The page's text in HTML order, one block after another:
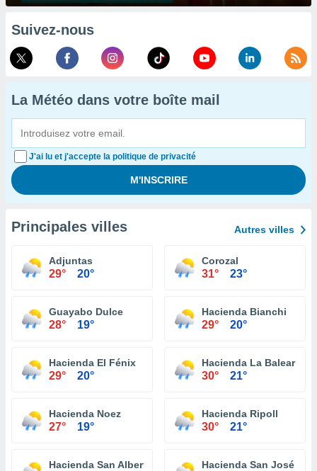
Suivez-nous
La Météo dans votre boîte mail
J'ai lu et j'accepte la politique de privacité
Principales villes Autres villes
Adjuntas
29° 20°
Corozal
31° 23°
Guayabo Dulce
28° 19°
Hacienda Bianchi
29° 20°
Hacienda El Fénix
29° 20°
Hacienda La Balear
30° 21°
Hacienda Noez
27° 19°
Hacienda Ripoll
30° 21°
Hacienda San Alberto Hacienda San José